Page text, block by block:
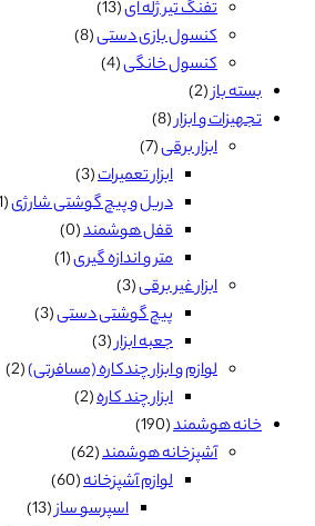
محصول
انتخاب
شوند
تفنگ تیر ژله ای(13)
کنسول بازی دستی(8)
کنسول خانگی(4)
بسته باز(2)
تجهیزات و ابزار(8)
ابزار برقی(7)
ابزار تعمیرات(3)
دریل و پیچ گوشتی شارژی(1)
قفل هوشمند(0)
متر و اندازه گیری(1)
ابزار غیر برقی(3)
پیچ گوشتی دستی(3)
جعبه ابزار(3)
لوازم و ابزار چندکاره (مسافرتی)(2)
ابزار چند کاره(2)
خانه هوشمند(190)
آشپزخانه هوشمند(62)
لوازم آشپزخانه(60)
اسپرسو ساز(13)